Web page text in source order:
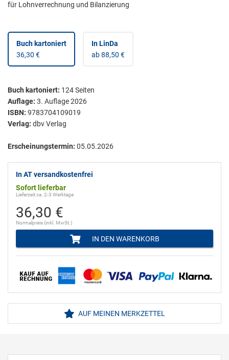
für Lohnverrechnung und Bilanzierung
Buch kartoniert
36,30 €
In LinDa
ab 88,50 €
Buch kartoniert: 124Seiten
Auflage: 3. Auflage 2026
ISBN: 9783704109019
Verlag: dbv Verlag
Erscheinungstermin: 05.05.2026
In AT versandkostenfrei
Sofort lieferbar
Lieferzeit ca. 2-3 Werktage
36,30 €
Normalpreis (inkl. MwSt.)
IN DEN WARENKORB
AUF MEINEN MERKZETTEL